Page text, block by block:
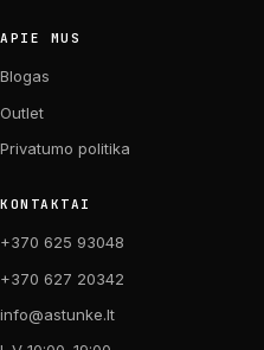
APIE MUS
Blogas
Outlet
Privatumo politika
KONTAKTAI
+370 625 93048
+370 627 20342
info@astunke.lt